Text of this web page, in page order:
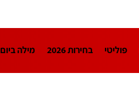
פוליטי בחירות 2026 מילה ביום